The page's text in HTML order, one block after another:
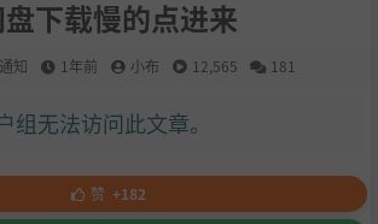
盘下载慢的点进来
通知 1年前 小布 12,565 181
组无法访问此文章。
赞 +182